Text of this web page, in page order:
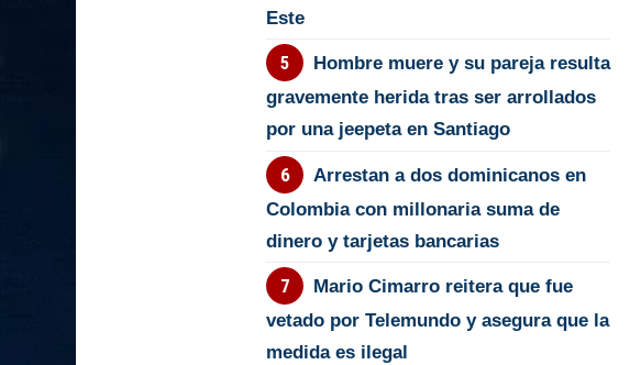
Este
Hombre muere y su pareja resulta
gravemente herida tras ser arrollados
por una jeepeta en Santiago
Arrestan a dos dominicanos en
Colombia con millonaria suma de
dinero y tarjetas bancarias
Mario Cimarro reitera que fue
vetado por Telemundo y asegura que la
medida es ilegal